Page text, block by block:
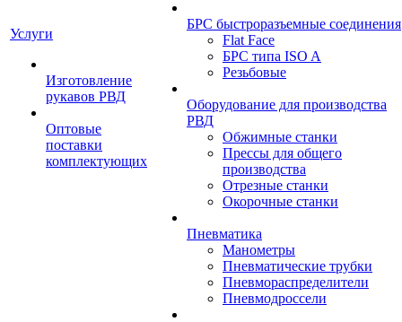
Услуги
Изготовление
рукавов РВД
Оптовые
поставки
комплектующих
БРС быстроразъемные соединения
Flat Face
БРС типа ISO A
Резьбовые
Оборудование для производства
РВД
Обжимные станки
Прессы для общего
производства
Отрезные станки
Окорочные станки
Пневматика
Манометры
Пневматические трубки
Пневмораспределители
Пневмодроссели